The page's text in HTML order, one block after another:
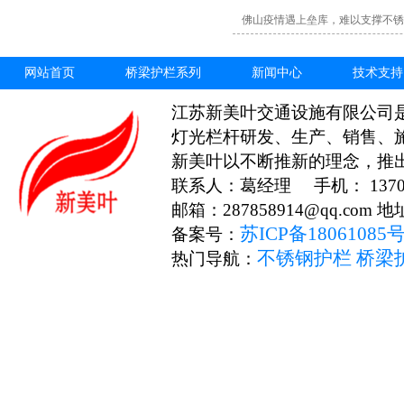
佛山疫情遇上垒库，难以支撑不
网站首页 桥梁护栏系列 新闻中心 技术支持
江苏新美叶交通设施有限公司
灯光栏杆研发、生产、销售、
新美叶以不断推新的理念，推
联系人：葛经理 手机：
邮箱：287858914@qq.com
备案号： 苏ICP备18061085
热门导航： 不锈钢护栏 桥梁